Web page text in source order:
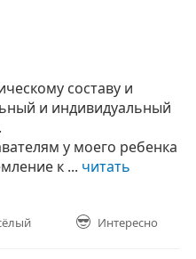
составу и
и индивидуальный
у моего ребенка
к ... читать
Интересно